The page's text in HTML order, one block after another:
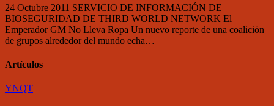
24 Octubre 2011 SERVICIO DE INFORMACIÓN DE
BIOSEGURIDAD DE THIRD WORLD NETWORK El
Emperador GM No Lleva Ropa Un nuevo reporte de una coalición
de grupos alrededor del mundo echa…
Artículos
YNQT